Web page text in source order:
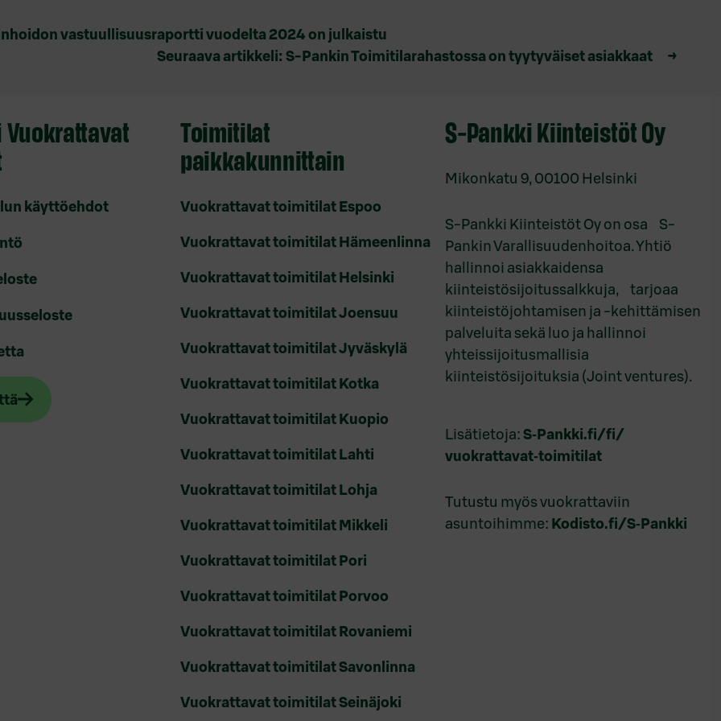
vastuullisuusraportti vuodelta 2024 on julkaistu
→
Seuraava artikkeli: S-Pankin Toimitilarahastossa on tyytyväiset asiakkaat
käyttöehdot
Toimitilat
paikkakunnittain
Vuokrattavat toimitilat Espoo
Vuokrattavat toimitilat Hämeenlinna
Vuokrattavat toimitilat Helsinki
Vuokrattavat toimitilat Joensuu
Vuokrattavat toimitilat Jyväskylä
Vuokrattavat toimitilat Kotka
Vuokrattavat toimitilat Kuopio
Vuokrattavat toimitilat Lahti
Vuokrattavat toimitilat Lohja
Vuokrattavat toimitilat Mikkeli
Vuokrattavat toimitilat Pori
Vuokrattavat toimitilat Porvoo
Vuokrattavat toimitilat Rovaniemi
Vuokrattavat toimitilat Savonlinna
Vuokrattavat toimitilat Seinäjoki
S-Pankki Kiinteistöt Oy
Mikonkatu 9, 00100 Helsinki
S-Pankki Kiinteistöt Oy on osa S-
Pankin Varallisuudenhoitoa. Yhtiö
hallinnoi asiakkaidensa
kiinteistösijoitussalkkuja, tarjoaa
kiinteistöjohtamisen ja -kehittämisen
palveluita sekä luo ja hallinnoi
yhteissijoitusmallisia
kiinteistösijoituksia (Joint ventures).
Lisätietoja:S‑Pankki.fi/fi/
vuokrattavat‑toimitilat
Tutustu myös vuokrattaviin
asuntoihimme: Kodisto.fi/S‑Pankki